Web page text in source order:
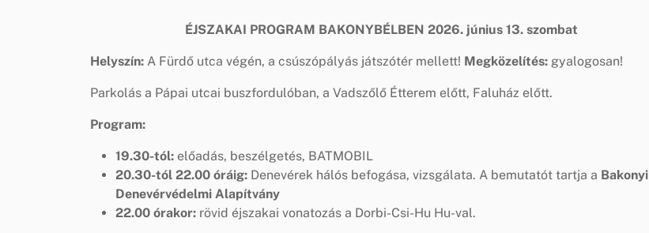
ÉJSZAKAI PROGRAM BAKONYBÉLBEN 2026. június 13. szombat
Helyszín: A Fürdő utca végén, a csúszópályás játszótér mellett! Megközelítés: gyalogosan!
Parkolás a Pápai utcai buszfordulóban, a Vadszőlő Étterem előtt, Faluház előtt.
Program:
19.30-tól: előadás, beszélgetés, BATMOBIL
20.30-tól 22.00 óráig: Denevérek hálós befogása, vizsgálata. A bemutatót tartja a Bakonyi
Denevérvédelmi Alapítvány
22.00 órakor: rövid éjszakai vonatozás a Dorbi-Csi-Hu Hu-val.